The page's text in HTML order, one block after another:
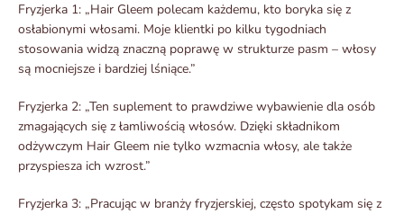
Fryzjerka 1: „Hair Gleem polecam każdemu, kto boryka się z
osłabionymi włosami. Moje klientki po kilku tygodniach
stosowania widzą znaczną poprawę w strukturze pasm – włosy
są mocniejsze i bardziej lśniące.”
Fryzjerka 2: „Ten suplement to prawdziwe wybawienie dla osób
zmagających się z łamliwością włosów. Dzięki składnikom
odżywczym Hair Gleem nie tylko wzmacnia włosy, ale także
przyspiesza ich wzrost.”
Fryzjerka 3: „Pracując w branży fryzjerskiej, często spotykam się z